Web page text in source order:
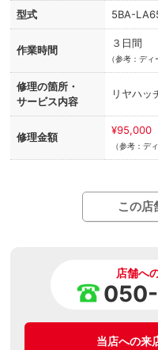
型式 5BA-
作業時間
３日間
（参考：ディ
修理の箇所・
サービス内容
リヤハ
修理金額
¥95,000
（参考：
この店
店舗へ
当店への来